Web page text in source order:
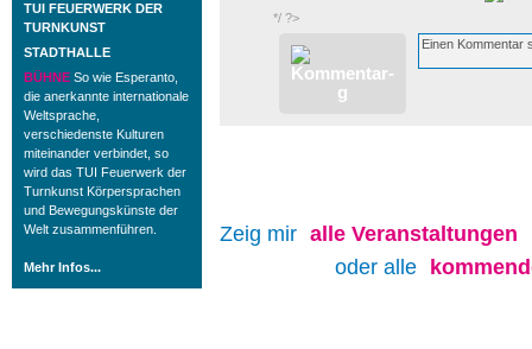
TUI FEUERWERK DER
TURNKUNST
STADTHALLE
BÜHNE So wie Esperanto,
die anerkannte internationale
Weltsprache,
verschiedenste Kulturen
miteinander verbindet, so
wird das TUI Feuerwerk der
Turnkunst Körpersprachen
und Bewegungskünste der
Welt zusammenführen.
Mehr Infos...
*/ ?>
Zeig mir alle Veranstaltungen
oder alle